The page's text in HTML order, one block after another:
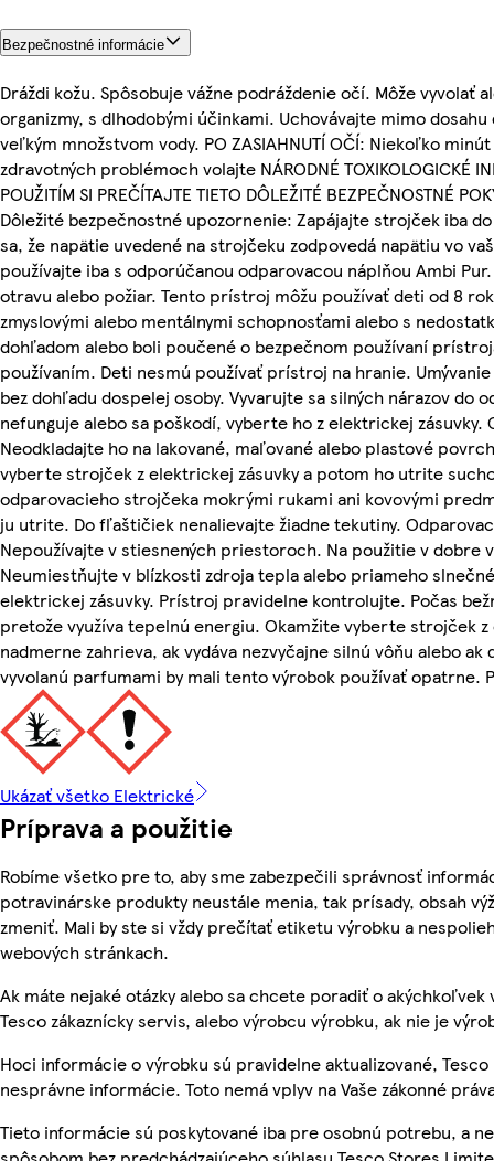
Bezpečnostné informácie
Dráždi kožu. Spôsobuje vážne podráždenie očí. Môže vyvolať
organizmy, s dlhodobými účinkami. Uchovávajte mimo dosahu
veľkým množstvom vody. PO ZASIAHNUTÍ OČÍ: Niekoľko
zdravotných problémoch volajte NÁRODNÉ TOXIKOLOGICKÉ
POUŽITÍM SI PREČÍTAJTE TIETO DÔLEŽITÉ BEZPEČNOSTNÉ
Dôležité bezpečnostné upozornenie: Zapájajte strojček iba
sa, že napätie uvedené na strojčeku zodpovedá napätiu vo
používajte iba s odporúčanou odparovacou náplňou Ambi
otravu alebo požiar. Tento prístroj môžu používať deti od 8
zmyslovými alebo mentálnymi schopnosťami alebo s
dohľadom alebo boli poučené o bezpečnom používaní
používaním. Deti nesmú používať prístroj na hranie.
bez dohľadu dospelej osoby. Vyvarujte sa silných nárazov do
nefunguje alebo sa poškodí, vyberte ho z elektrickej
Neodkladajte ho na lakované, maľované alebo plastové
vyberte strojček z elektrickej zásuvky a potom ho utrite
odparovacieho strojčeka mokrými rukami ani kovovými
ju utrite. Do fľaštičiek nenalievajte žiadne tekutiny.
Nepoužívajte v stiesnených priestoroch. Na použitie v
Neumiestňujte v blízkosti zdroja tepla alebo priameho
elektrickej zásuvky. Prístroj pravidelne kontrolujte. Počas
pretože využíva tepelnú energiu. Okamžite vyberte strojček
nadmerne zahrieva, ak vydáva nezvyčajne silnú vôňu alebo
vyvolanú parfumami by mali tento výrobok používať opatrne.
Ukázať všetko Elektrické
Príprava a použitie
Robíme všetko pre to, aby sme zabezpečili správnosť
potravinárske produkty neustále menia, tak prísady, obsah
zmeniť. Mali by ste si vždy prečítať etiketu výrobku a
webových stránkach.
Ak máte nejaké otázky alebo sa chcete poradiť o akýchkoľvek
Tesco zákaznícky servis, alebo výrobcu výrobku, ak nie je
Hoci informácie o výrobku sú pravidelne aktualizované,
nesprávne informácie. Toto nemá vplyv na Vaše zákonné
Tieto informácie sú poskytované iba pre osobnú potrebu, a